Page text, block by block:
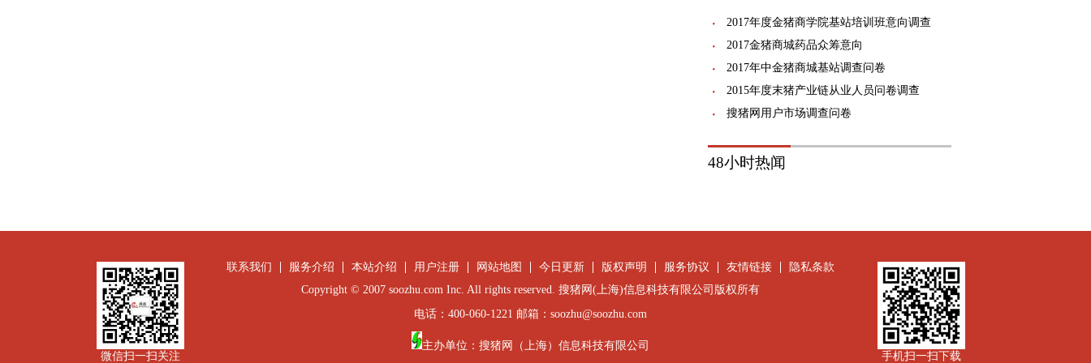
2017年度金猪商学院基站培训班意向调查
2017金猪商城药品众筹意向
2017年中金猪商城基站调查问卷
2015年度末猪产业链从业人员问卷调查
搜猪网用户市场调查问卷
48小时热闻
微信扫一扫关注
联系我们 服务介绍 本站介绍 用户注册 网站地图 今日更新 版权声明 服务协议 友情链接
隐私条款
Copyright © 2007 soozhu.com Inc. All rights reserved. 搜猪网(上海)信息科技有限公司版权所有
电话：400-060-1221 邮箱：soozhu@soozhu.com
主办单位：搜猪网（上海）信息科技有限公司
手机扫一扫下载